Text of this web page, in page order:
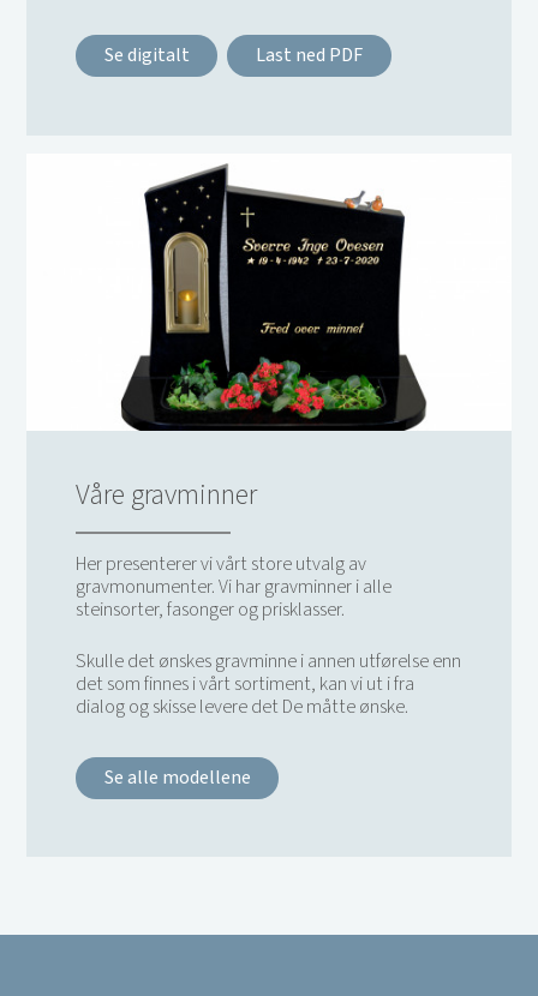
Se digitalt Last ned PDF
Våre gravminner
Her presenterer vi vårt store utvalg av
gravmonumenter. Vi har gravminner i alle
steinsorter, fasonger og prisklasser.
Skulle det ønskes gravminne i annen utførelse enn
det som finnes i vårt sortiment, kan vi ut i fra
dialog og skisse levere det De måtte ønske.
Se alle modellene